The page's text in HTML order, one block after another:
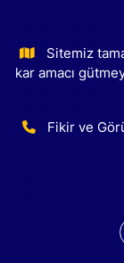
Sitemiz
kar amacı
Fikir ve